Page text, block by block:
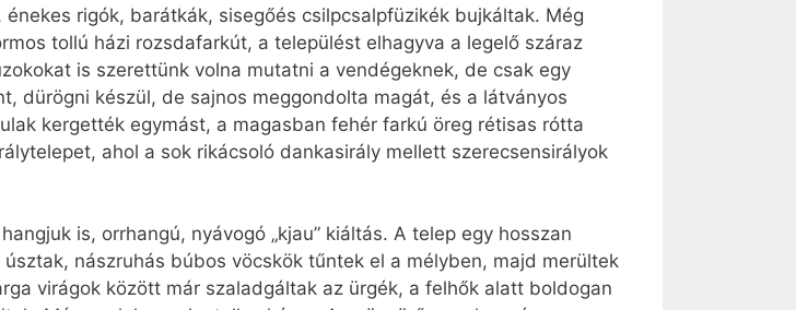
rigók, barátkák, sisegőés csilpcsalpfüzikék bujkáltak. Még
tollú házi rozsdafarkút, a települést elhagyva a legelő száraz
is szerettünk volna mutatni a vendégeknek, de csak egy
dürögni készül, de sajnos meggondolta magát, és a látványos
kergették egymást, a magasban fehér farkú öreg rétisas rótta
ahol a sok rikácsoló dankasirály mellett szerecsensirályok
is, orrhangú, nyávogó „kjau” kiáltás. A telep egy hosszan
nászruhás búbos vöcskök tűntek el a mélyben, majd merültek
virágok között már szaladgáltak az ürgék, a felhők alatt boldogan